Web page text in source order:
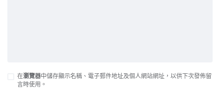
在瀏覽器中儲存顯示名稱、電子郵件地址及個人網站網址，以供下次發佈留
言時使用。